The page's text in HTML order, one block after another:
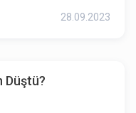
28.09.2023
Düştü?